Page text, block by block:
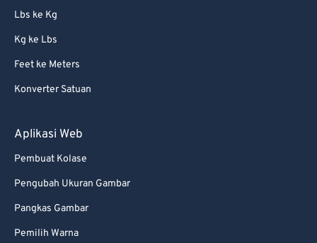
Lbs ke Kg
Kg ke Lbs
Feet ke Meters
Konverter Satuan
Aplikasi Web
Pembuat Kolase
Pengubah Ukuran Gambar
Pangkas Gambar
Pemilih Warna